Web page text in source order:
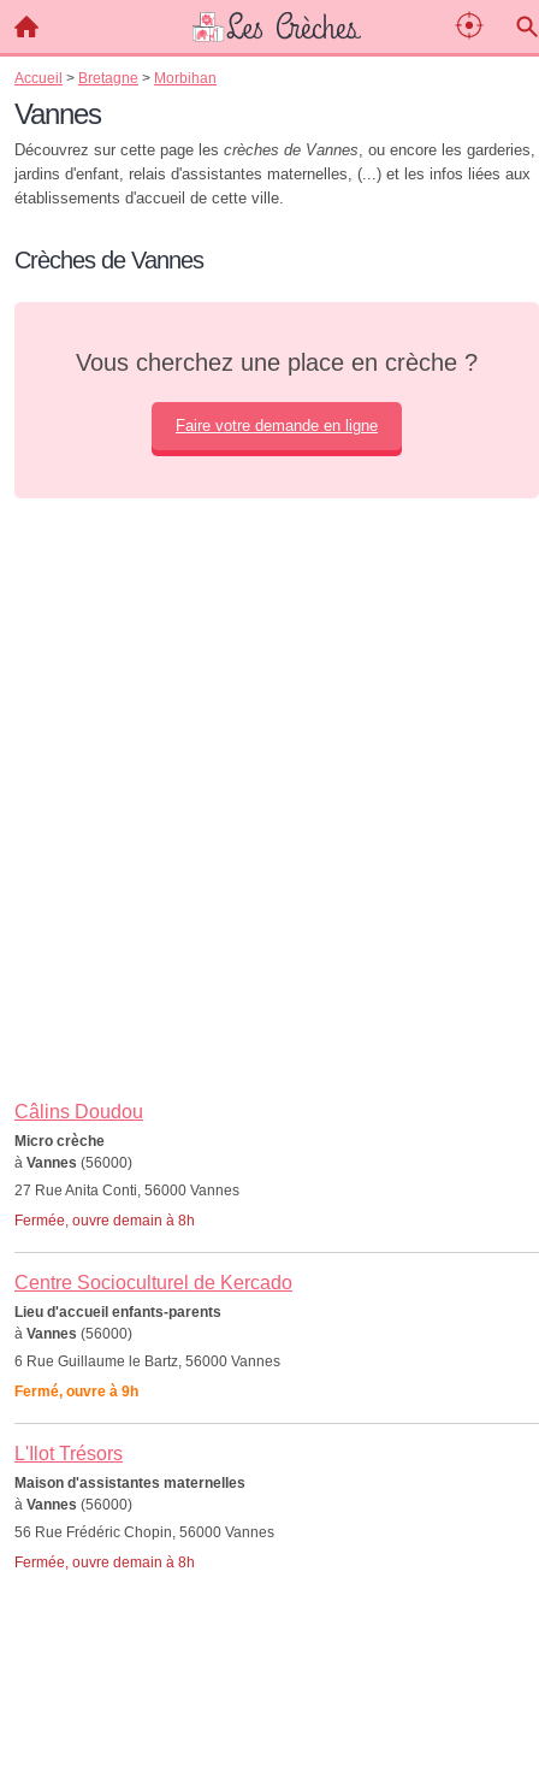
Accueil > Bretagne > Morbihan
Vannes
Découvrez sur cette page les crèches de Vannes, ou encore les garderies,
jardins d'enfant, relais d'assistantes maternelles, (...) et les infos liées aux
établissements d'accueil de cette ville.
Crèches de Vannes
Vous cherchez une place en crèche ?
Faire votre demande en ligne
Câlins Doudou
Micro crèche
à Vannes (56000)
27 Rue Anita Conti, 56000 Vannes
Fermée, ouvre demain à 8h
Centre Socioculturel de Kercado
Lieu d'accueil enfants-parents
à Vannes (56000)
6 Rue Guillaume le Bartz, 56000 Vannes
Fermé, ouvre à 9h
L'Ilot Trésors
Maison d'assistantes maternelles
à Vannes (56000)
56 Rue Frédéric Chopin, 56000 Vannes
Fermée, ouvre demain à 8h